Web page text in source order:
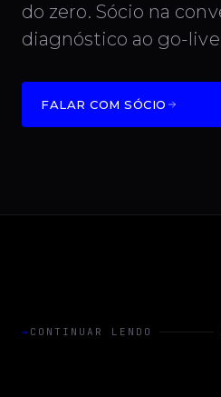
do zero. Sócio na
diagnóstico ao go-
FALAR COM SÓCIO
→ CONTINUAR LENDO